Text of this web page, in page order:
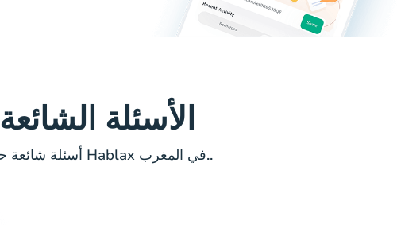
الأسئلة الشائعة
أسئلة شائعة حول Hablax في المغرب..